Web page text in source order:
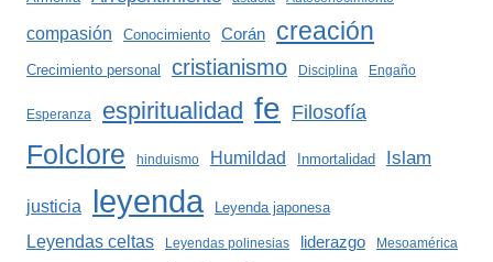
compasión Conocimiento Corán creación
Crecimiento personal cristianismo Disciplina Engaño
Esperanza espiritualidad fe Filosofía
Folclore hinduismo Humildad Inmortalidad Islam
justicia leyenda Leyenda japonesa
Leyendas celtas Leyendas polinesias liderazgo Mesoamérica